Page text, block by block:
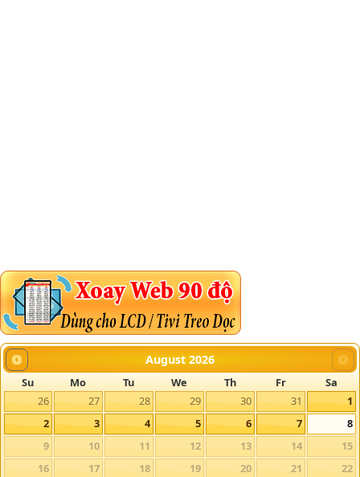
August 2026
Su Mo Tu We Th Fr
Sa
26
27 28 29 30 31
1
2
3 4 5 6 7
8
9
10 11 12 13 14
15
16
17 18 19 20 21
22